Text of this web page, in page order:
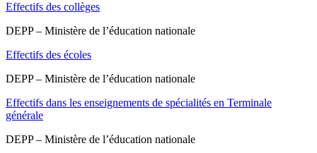
Effectifs des collèges
DEPP – Ministère de l’éducation nationale
Effectifs des écoles
DEPP – Ministère de l’éducation nationale
Effectifs dans les enseignements de spécialités en Terminale
générale
DEPP – Ministère de l’éducation nationale